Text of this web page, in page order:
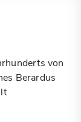
von
Berardus